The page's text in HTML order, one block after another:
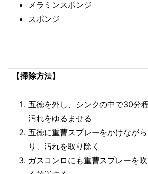
メラミンスポンジ
スポンジ
【掃除方法】
五徳を外し、シンクの中で30分
汚れをゆるませる
五徳に重曹スプレーをかけなが
り、汚れを取り除く
ガスコンロにも重曹スプレーを